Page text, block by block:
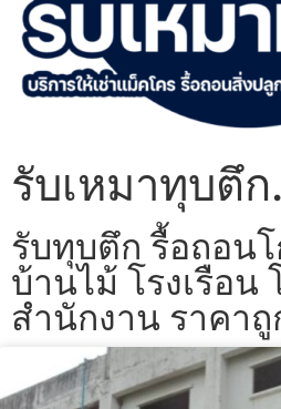
รับเหมาทุบตึ
รับทุบตึก รื้อถอน
บ้านไม้ โรงเรือน
สำนักงาน ราคาถู